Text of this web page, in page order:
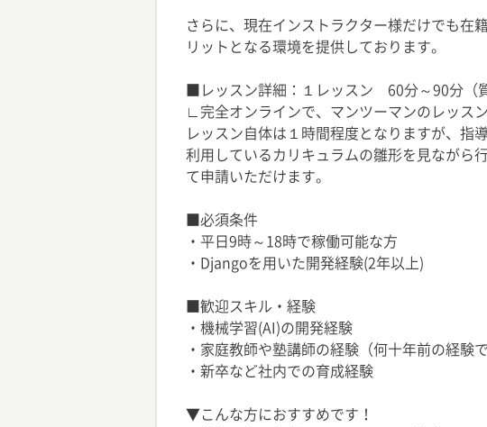
さらに、現在インストラクター様だけでも在
リットとなる環境を提供しております。
■レッスン詳細：１レッスン 60分～90分（
∟完全オンラインで、マンツーマンのレッス
レッスン自体は１時間程度となりますが、指
利用しているカリキュラムの雛形を見ながら
て申請いただけます。
■必須条件
・平日9時～18時で稼働可能な方
・Djangoを用いた開発経験(2年以上)
■歓迎スキル・経験
・機械学習(AI)の開発経験
・家庭教師や塾講師の経験（何十年前の経験で
・新卒など社内での育成経験
▼こんな方におすすめです！